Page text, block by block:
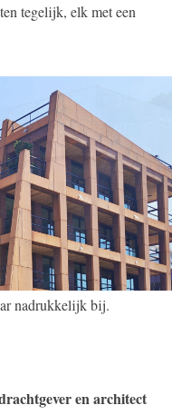
tegelijk, elk met een
nadrukkelijk bij.
en architect